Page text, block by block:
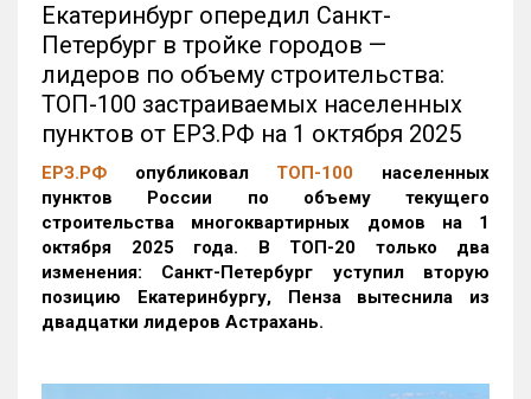
Екатеринбург опередил Санкт-
Петербург в тройке городов —
лидеров по объему строительства:
ТОП-100 застраиваемых населенных
пунктов от ЕРЗ.РФ на 1 октября 2025
ЕРЗ.РФ опубликовал ТОП-100 населенных
пунктов России по объему текущего
строительства многоквартирных домов на 1
октября 2025 года. В ТОП-20 только два
изменения: Санкт-Петербург уступил вторую
позицию Екатеринбургу, Пенза вытеснила из
двадцатки лидеров Астрахань.